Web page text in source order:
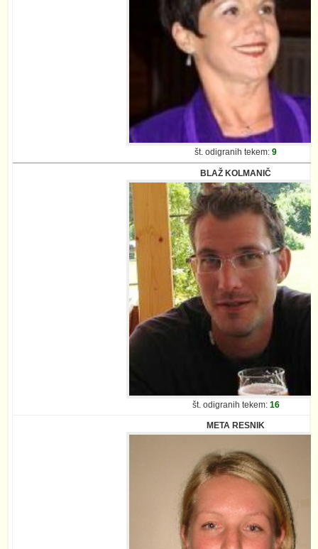
št. odigranih tekem:9
BLAŽ KOLMANIČ
št. odigranih tekem: 16
META RESNIK